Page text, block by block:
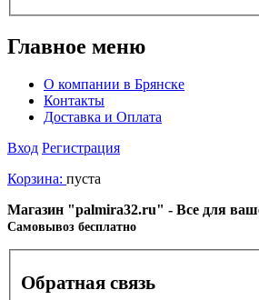
Главное меню
О компании в Брянске
Контакты
Доставка и Оплата
Вход Регистрация
Корзина: пуста
Магазин "palmira32.ru" - Все для
Cамовывоз бесплатно
Обратная связь